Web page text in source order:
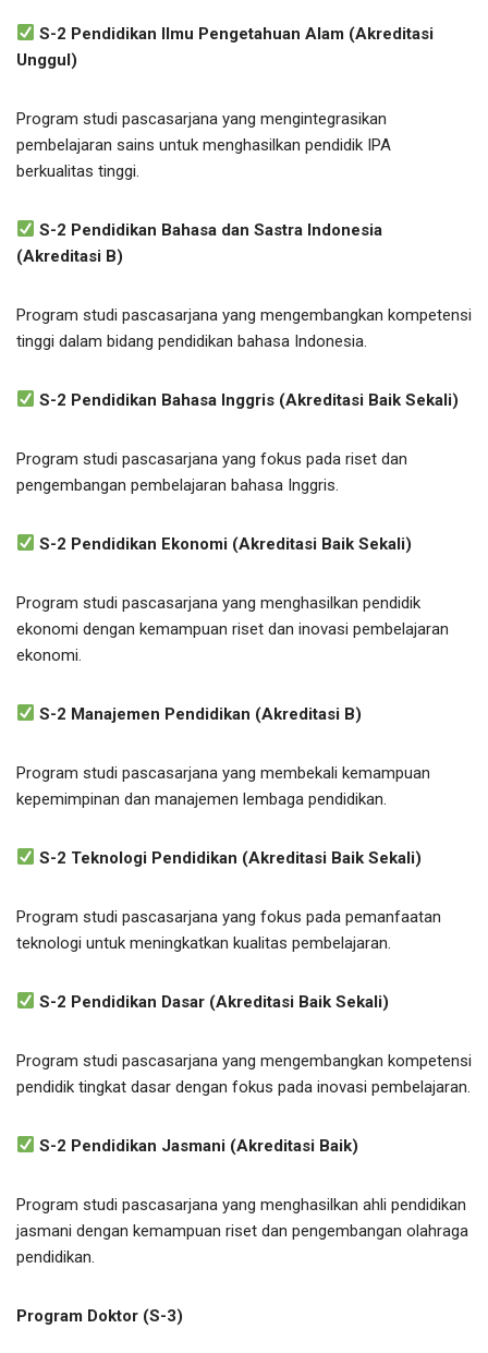
S-2 Pendidikan Ilmu Pengetahuan Alam (Akreditasi
Unggul)
Program studi pascasarjana yang mengintegrasikan
pembelajaran sains untuk menghasilkan pendidik IPA
berkualitas tinggi.
S-2 Pendidikan Bahasa dan Sastra Indonesia
(Akreditasi B)
Program studi pascasarjana yang mengembangkan kompetensi
tinggi dalam bidang pendidikan bahasa Indonesia.
S-2 Pendidikan Bahasa Inggris (Akreditasi Baik Sekali)
Program studi pascasarjana yang fokus pada riset dan
pengembangan pembelajaran bahasa Inggris.
S-2 Pendidikan Ekonomi (Akreditasi Baik Sekali)
Program studi pascasarjana yang menghasilkan pendidik
ekonomi dengan kemampuan riset dan inovasi pembelajaran
ekonomi.
S-2 Manajemen Pendidikan (Akreditasi B)
Program studi pascasarjana yang membekali kemampuan
kepemimpinan dan manajemen lembaga pendidikan.
S-2 Teknologi Pendidikan (Akreditasi Baik Sekali)
Program studi pascasarjana yang fokus pada pemanfaatan
teknologi untuk meningkatkan kualitas pembelajaran.
S-2 Pendidikan Dasar (Akreditasi Baik Sekali)
Program studi pascasarjana yang mengembangkan kompetensi
pendidik tingkat dasar dengan fokus pada inovasi pembelajaran.
S-2 Pendidikan Jasmani (Akreditasi Baik)
Program studi pascasarjana yang menghasilkan ahli pendidikan
jasmani dengan kemampuan riset dan pengembangan olahraga
pendidikan.
Program Doktor (S-3)